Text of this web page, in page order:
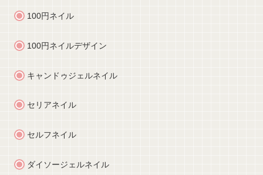
100円ネイル
100円ネイルデザイン
キャンドゥジェルネイル
セリアネイル
セルフネイル
ダイソージェルネイル